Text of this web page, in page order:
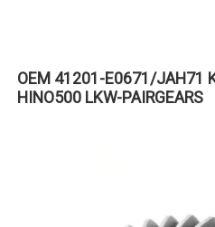
OEM 41201-E0671/JAH71
HINO500 LKW-PAIRGEARS